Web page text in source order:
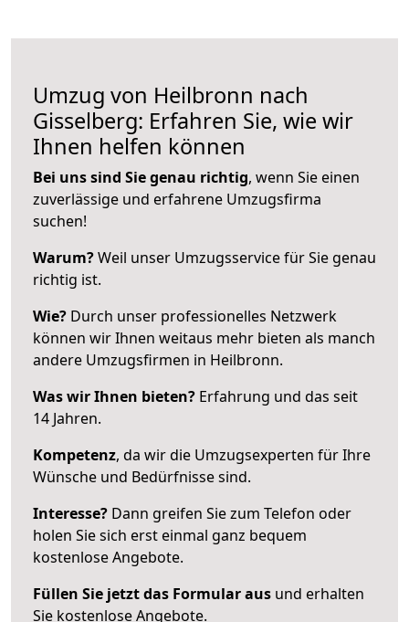
Umzug von Heilbronn nach
Gisselberg: Erfahren Sie, wie wir
Ihnen helfen können
Bei uns sind Sie genau richtig, wenn Sie einen
zuverlässige und erfahrene Umzugsfirma
suchen!
Warum?Weil unser Umzugsservice für Sie genau
richtig ist.
Wie? Durch unser professionelles Netzwerk
können wir Ihnen weitaus mehr bieten als manch
andere Umzugsfirmen in Heilbronn.
Was wir Ihnen bieten? Erfahrung und das seit
14 Jahren.
Kompetenz, da wir die Umzugsexperten für Ihre
Wünsche und Bedürfnisse sind.
Interesse? Dann greifen Sie zum Telefon oder
holen Sie sich erst einmal ganz bequem
kostenlose Angebote.
Füllen Sie jetzt das Formular aus und erhalten
Sie kostenlose Angebote.